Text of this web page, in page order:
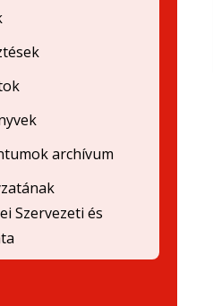
archívum
Szervezeti és